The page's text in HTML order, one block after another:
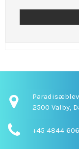
2500 Valby,
+45 4844